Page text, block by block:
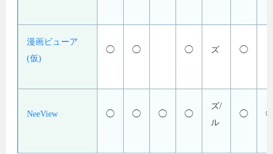
漫画ビューア
(仮)
◯ ◯ ◯ ズ ◯
NeeView ◯ ◯ ◯ ◯
ズ/
ル
◯